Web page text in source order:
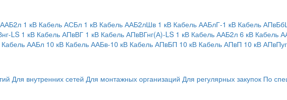
1 кВ Кабель АСБл 1 кВ Кабель ААБ2лШв 1 кВ Кабель ААБлГ-1 кВ Кабель
LS 1 кВ Кабель АПвВГ 1 кВ Кабель АПвВГнг(А)-LS 1 кВ Кабель ААБ2л 6 кВ Кабель
Кабель ААБл 10 кВ Кабель ААБв-10 кВ Кабель АПвБП 10 кВ Кабель АПвП 10 кВ
Для внутренних сетей Для монтажных организаций Для регулярных закупок По